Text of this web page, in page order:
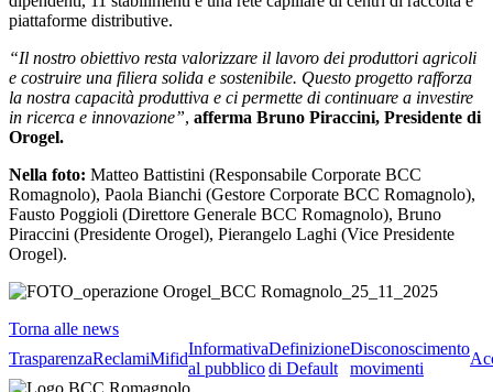
piattaforme distributive.
“Il nostro obiettivo resta valorizzare il lavoro dei produttori agricoli
e costruire una filiera solida e sostenibile. Questo progetto rafforza
la nostra capacità produttiva e ci permette di continuare a investire
in ricerca e innovazione”, afferma Bruno Piraccini, Presidente di
Orogel.
Nella foto: Matteo Battistini (Responsabile Corporate BCC
Romagnolo), Paola Bianchi (Gestore Corporate BCC Romagnolo),
Fausto Poggioli (Direttore Generale BCC Romagnolo), Bruno
Piraccini (Presidente Orogel), Pierangelo Laghi (Vice Presidente
Orogel).
Torna alle news
TrasparenzaReclamiMifid
Informativa
al pubblico
Definizione
di Default
Disconoscimento
movimenti